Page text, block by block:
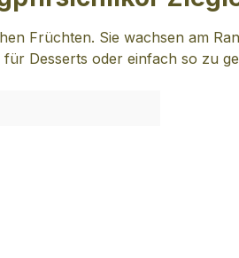
Früchten. Sie wachsen am
Desserts oder einfach so zu